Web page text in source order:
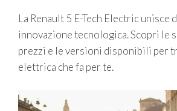
La Renault 5 E-Tech Electric unisce
innovazione tecnologica. Scopri le
prezzi e le versioni disponibili per
elettrica che fa per te.